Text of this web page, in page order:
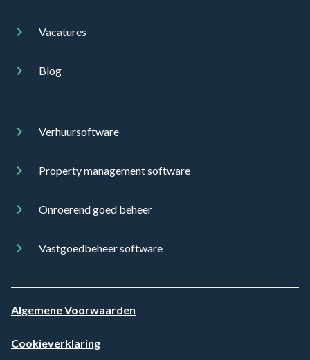
Vacatures
Blog
Verhuursoftware
Property management software
Onroerend goed beheer
Vastgoedbeheer software
Algemene Voorwaarden
Cookieverklaring